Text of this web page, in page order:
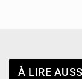
À LIRE